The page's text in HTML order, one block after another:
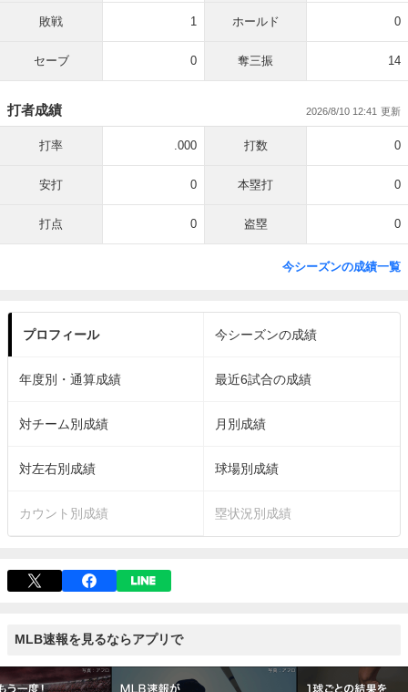
敗戦 1 ホールド 0
セーブ 0 奪三振 14
打者成績 2026/8/10 12:41
打率 .000 打数 0
安打 0 本塁打 0
打点 0 盗塁 0
今シーズンの成績一覧
プロフィール 今シーズンの成績
年度別・通算成績 最近6試合の成績
対チーム別成績 月別成績
対左右別成績 球場別成績
カウント別成績 塁状況別成績
MLB速報を見るならアプリで